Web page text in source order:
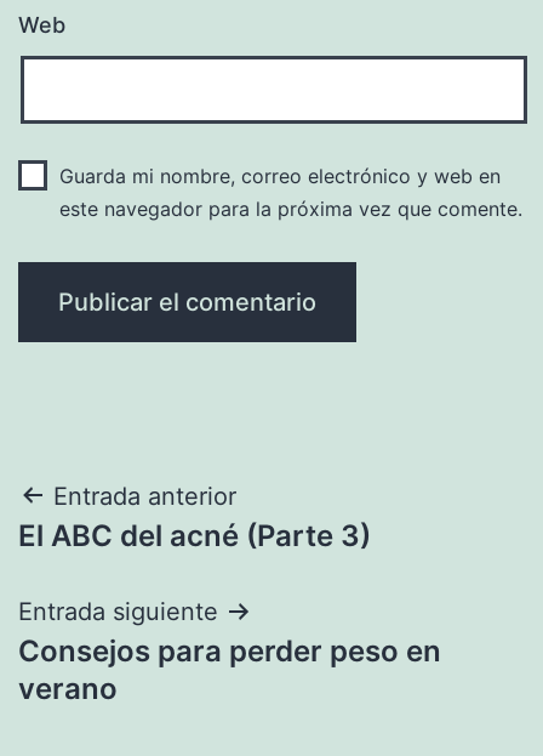
Web
Guarda mi nombre, correo electrónico y web en
este navegador para la próxima vez que comente.
Navegación
de
entradas
Entrada anterior
El ABC del acné (Parte 3)
Entrada siguiente
Consejos para perder peso en
verano